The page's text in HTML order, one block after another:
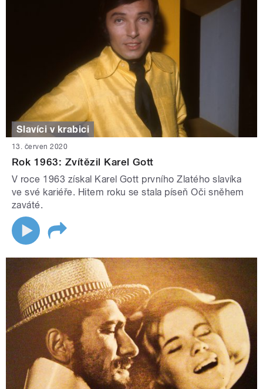
Slavíci v krabici
13. červen 2020
Rok 1963: Zvítězil Karel Gott
V roce 1963 získal Karel Gott prvního Zlatého slavíka
ve své kariéře. Hitem roku se stala píseň Oči sněhem
zaváté.